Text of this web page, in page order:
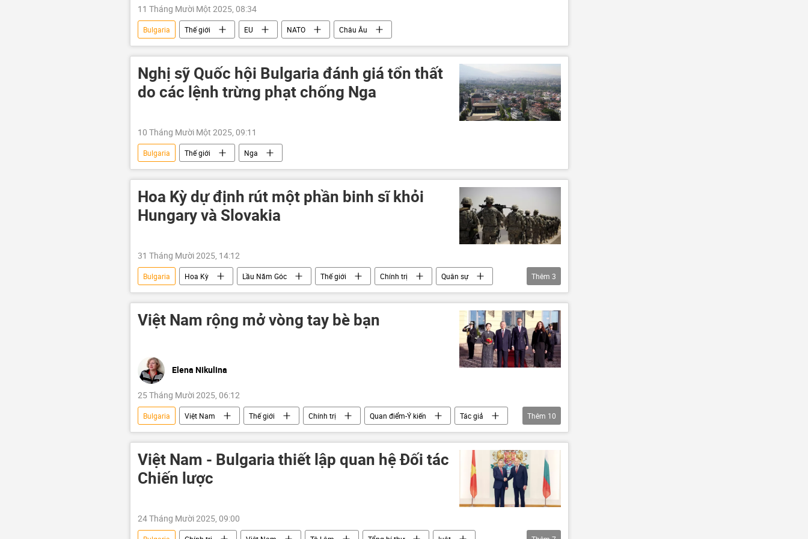
11 Tháng Mười Một 2025, 08:34
Bulgaria Thế giới EU NATO Châu Âu
Nghị sỹ Quốc hội Bulgaria đánh giá tổn thất
do các lệnh trừng phạt chống Nga
10 Tháng Mười Một 2025, 09:11
Bulgaria Thế giới Nga
Hoa Kỳ dự định rút một phần binh sĩ khỏi
Hungary và Slovakia
31 Tháng Mười 2025, 14:12
Bulgaria Hoa Kỳ Lầu Năm Góc Thế giới Chính trị
Quân sự
Hungary
Slovakia Báo chí thế giới
Thêm 3
Việt Nam rộng mở vòng tay bè bạn
Elena Nikulina
25 Tháng Mười 2025, 06:12
Bulgaria Việt Nam Thế giới Chính trị Quan điểm-Ý kiến
Tác giả
Nga
chuyên gia Tô Lâm
Đảng Cộng sản Việt Nam
Việt Nam trên báo chí nước ngoài
Phần Lan Thái Lan
Kinh tế
Nam Phi
Thêm 10
Việt Nam - Bulgaria thiết lập quan hệ Đối tác
Chiến lược
24 Tháng Mười 2025, 09:00